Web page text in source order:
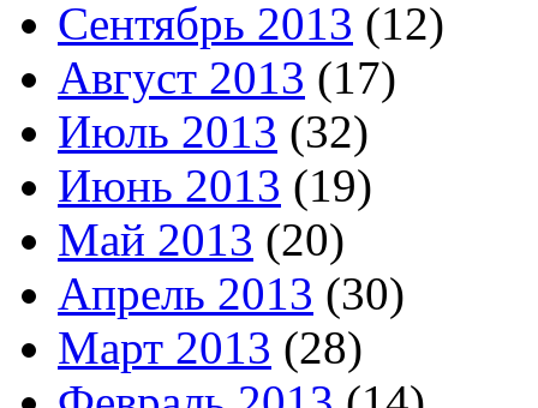
Сентябрь 2013 (12)
Август 2013 (17)
Июль 2013 (32)
Июнь 2013 (19)
Май 2013 (20)
Апрель 2013 (30)
Март 2013 (28)